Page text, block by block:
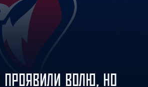
ВОЛЮ, НО